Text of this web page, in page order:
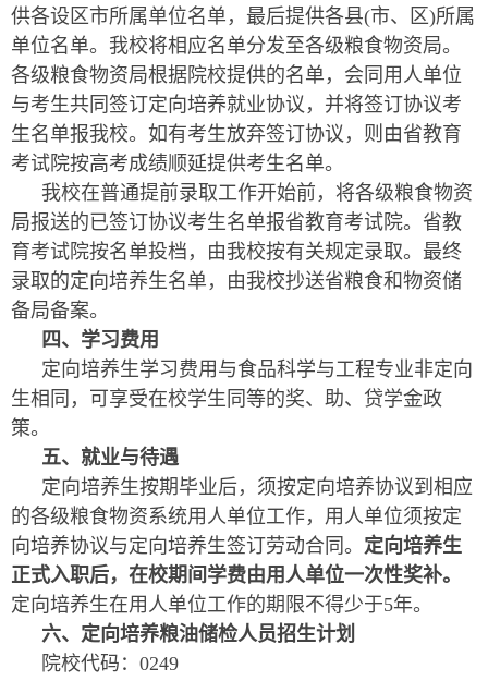
供各设区市所属单位名单，最后提供各县(市、区)所属
单位名单。我校将相应名单分发至各级粮食物资局。
各级粮食物资局根据院校提供的名单，会同用人单位
与考生共同签订定向培养就业协议，并将签订协议考
生名单报我校。如有考生放弃签订协议，则由省教育
考试院按高考成绩顺延提供考生名单。
我校在普通提前录取工作开始前，将各级粮食物资
局报送的已签订协议考生名单报省教育考试院。省教
育考试院按名单投档，由我校按有关规定录取。最终
录取的定向培养生名单，由我校抄送省粮食和物资储
备局备案。
四、学习费用
定向培养生学习费用与食品科学与工程专业非定向
生相同，可享受在校学生同等的奖、助、贷学金政
策。
五、就业与待遇
定向培养生按期毕业后，须按定向培养协议到相应
的各级粮食物资系统用人单位工作，用人单位须按定
向培养协议与定向培养生签订劳动合同。 定向培养生
正式入职后，在校期间学费由用人单位一次性奖补。
定向培养生在用人单位工作的期限不得少于5年。
六、定向培养粮油储检人员招生计划
院校代码：0249